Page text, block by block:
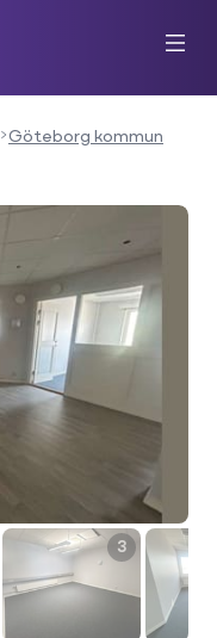
Göteborg kommun
3